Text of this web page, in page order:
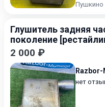
Пушкино
Глушитель задняя
поколение
2 000 ₽
нет